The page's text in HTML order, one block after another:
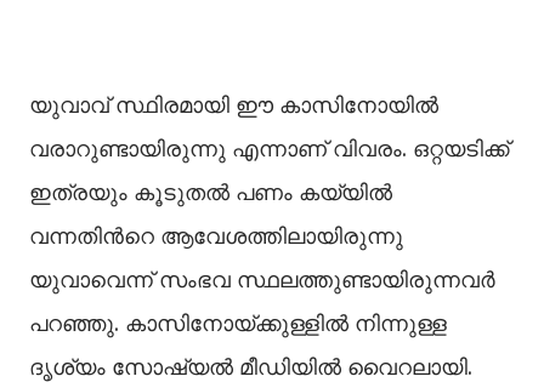
യുവാവ് സ്ഥിരമായി ഈ കാസിനോയില്‍
വരാറുണ്ടായിരുന്നു എന്നാണ് വിവരം. ഒറ്റയടിക്ക്
ഇത്രയും കൂടുതല്‍ പണം കയ്യില്‍
വന്നതിന്‍റെ ആവേശത്തിലായിരുന്നു
യുവാവെന്ന് സംഭവ സ്ഥലത്തുണ്ടായിരുന്നവർ
പറഞ്ഞു. കാസിനോയ്ക്കുള്ളില്‍ നിന്നുള്ള
ദൃശ്യം സോഷ്യല്‍ മീഡിയില്‍ വൈറലായി.